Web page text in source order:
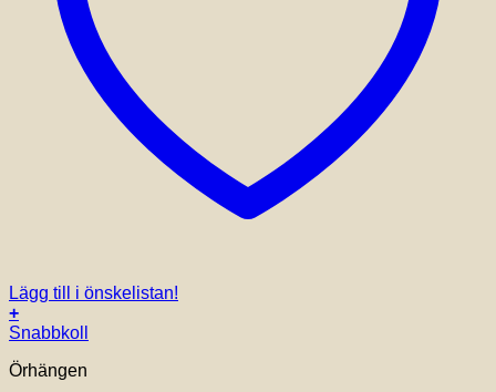
Lägg till i önskelistan!
+
Snabbkoll
Örhängen